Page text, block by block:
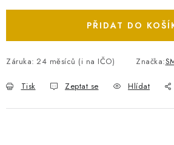
PŘIDAT DO
Záruka: 24 měsíců (i na IČO) Značka:
Tisk Zeptat se Hlídat